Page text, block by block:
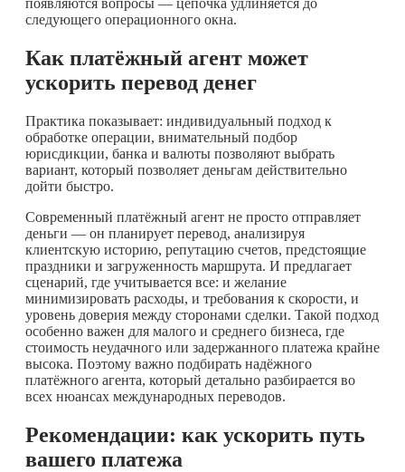
появляются вопросы — цепочка удлиняется до
следующего операционного окна.
Как платёжный агент может
ускорить перевод денег
Практика показывает: индивидуальный подход к
обработке операции, внимательный подбор
юрисдикции, банка и валюты позволяют выбрать
вариант, который позволяет деньгам действительно
дойти быстро.
Современный платёжный агент не просто отправляет
деньги — он планирует перевод, анализируя
клиентскую историю, репутацию счетов, предстоящие
праздники и загруженность маршрута. И предлагает
сценарий, где учитывается все: и желание
минимизировать расходы, и требования к скорости, и
уровень доверия между сторонами сделки. Такой подход
особенно важен для малого и среднего бизнеса, где
стоимость неудачного или задержанного платежа крайне
высока. Поэтому важно подбирать надёжного
платёжного агента, который детально разбирается во
всех нюансах международных переводов.
Рекомендации: как ускорить путь
вашего платежа